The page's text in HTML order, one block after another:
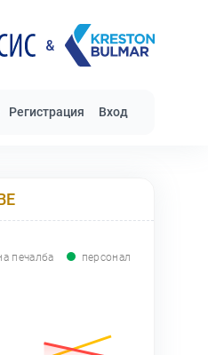
Регистрация Вход
печалба персонал